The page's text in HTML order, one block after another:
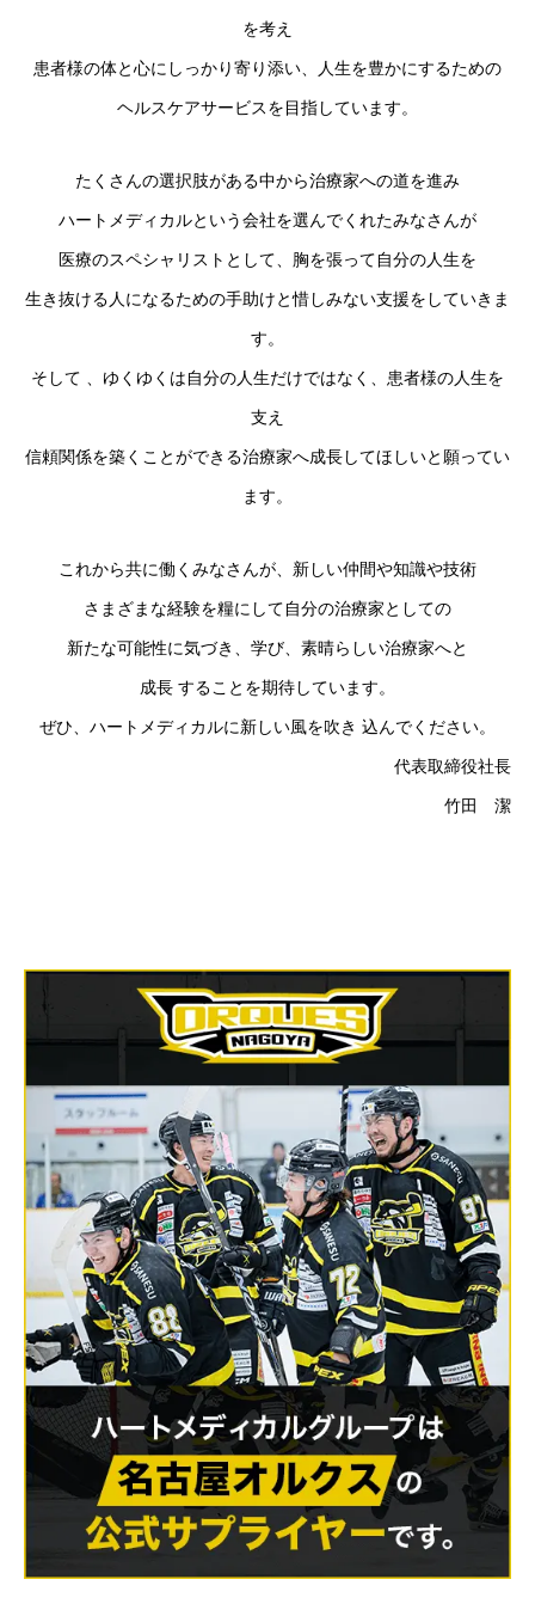
HOME トップ
COMPANY 会社を知る
WORK 仕事を知る
RECRUIT 採用を知る
を考え
患者様の体と心にしっかり寄り添い、人生を豊かにするための
ヘルスケアサービスを目指しています。
たくさんの選択肢がある中から治療家への道を進み
ハートメディカルという会社を選んでくれたみなさんが
医療のスペシャリストとして、胸を張って自分の人生を
生き抜ける人になるための手助けと惜しみない支援をしていきま
す。
そして 、ゆくゆくは自分の人生だけではなく、患者様の人生を
支え
信頼関係を築くことができる治療家へ成長してほしいと願ってい
ます。
これから共に働くみなさんが、新しい仲間や知識や技術
さまざまな経験を糧にして自分の治療家としての
新たな可能性に気づき、学び、素晴らしい治療家へと
成長 することを期待しています。
ぜひ、ハートメディカルに新しい風を吹き 込んでください。
代表取締役社長
竹田 潔